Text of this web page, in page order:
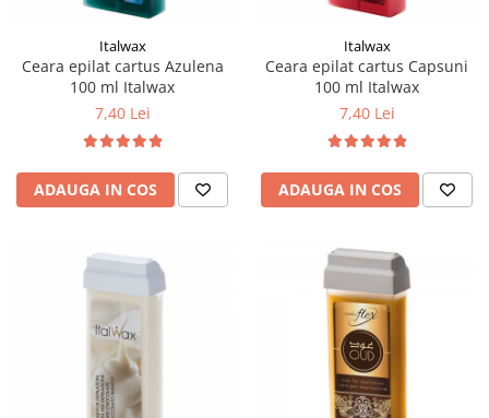
Italwax
Ceara epilat cartus Azulena
100 ml Italwax
7,40 Lei
ADAUGA IN COS
Italwax
Ceara epilat cartus Capsuni
100 ml Italwax
7,40 Lei
ADAUGA IN COS